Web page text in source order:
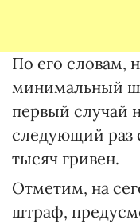
По его словам,
минимальный
первый случай
следующий раз
тысяч гривен.
Отметим, на
штраф,